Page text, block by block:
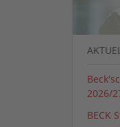
2026/
BECK